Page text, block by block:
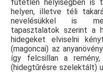
fűtetlen helyiségben is
helyen, illetve téli
nevelésükkel is
tapasztalatok szerint a
hidegeket elviselni
(magoncai) az
így felcsillan a
(hidegtűrésre szelektált)